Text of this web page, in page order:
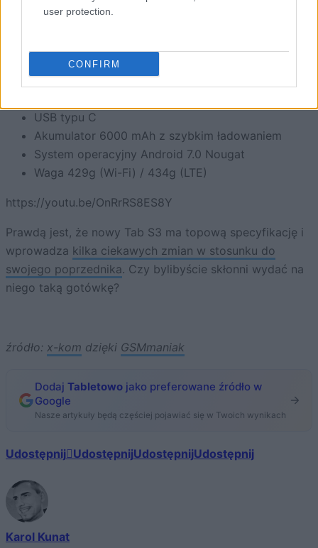
user protection.
CONFIRM
LTE opcjonalne, cat.6 (300 Mb/s)
Czytnik linii papilarnych
USB typu C
Akumulator 6000 mAh z szybkim ładowaniem
System operacyjny Android 7.0 Nougat
Waga 429g (Wi-Fi) / 434g (LTE)
https://youtu.be/OnRrRS8ES8Y
Prawdą jest, że nowy Tab S3 ma topową specyfikację i
wprowadza kilka ciekawych zmian w stosunku do
swojego poprzednika. Czy bylibyście skłonni wydać na
niego taką gotówkę?
źródło: x-kom dzięki GSMmaniak
Dodaj Tabletowo jako preferowane źródło w
Google
Nasze artykuły będą częściej pojawiać się w Twoich wynikach
Udostępnij UdostępnijUdostępnijUdostępnij
Karol Kunat